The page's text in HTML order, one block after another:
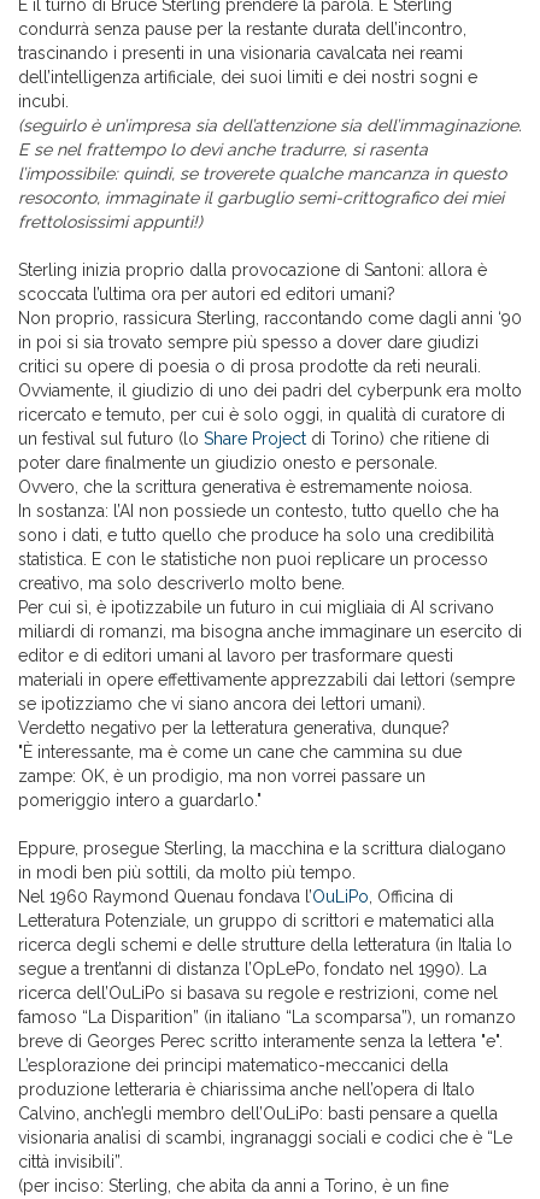
È il turno di Bruce Sterling prendere la parola. E Sterling
condurrà senza pause per la restante durata dell’incontro,
trascinando i presenti in una visionaria cavalcata nei reami
dell’intelligenza artificiale, dei suoi limiti e dei nostri sogni e
incubi.
(seguirlo è un’impresa sia dell’attenzione sia dell’immaginazione.
E se nel frattempo lo devi anche tradurre, si rasenta
l’impossibile: quindi, se troverete qualche mancanza in questo
resoconto, immaginate il garbuglio semi-crittografico dei miei
frettolosissimi appunti!)
Sterling inizia proprio dalla provocazione di Santoni: allora è
scoccata l’ultima ora per autori ed editori umani?
Non proprio, rassicura Sterling, raccontando come dagli anni ‘90
in poi si sia trovato sempre più spesso a dover dare giudizi
critici su opere di poesia o di prosa prodotte da reti neurali.
Ovviamente, il giudizio di uno dei padri del cyberpunk era molto
ricercato e temuto, per cui è solo oggi, in qualità di curatore di
un festival sul futuro (lo Share Project di Torino) che ritiene di
poter dare finalmente un giudizio onesto e personale.
Ovvero, che la scrittura generativa è estremamente noiosa.
In sostanza: l’AI non possiede un contesto, tutto quello che ha
sono i dati, e tutto quello che produce ha solo una credibilità
statistica. E con le statistiche non puoi replicare un processo
creativo, ma solo descriverlo molto bene.
Per cui sì, è ipotizzabile un futuro in cui migliaia di AI scrivano
miliardi di romanzi, ma bisogna anche immaginare un esercito di
editor e di editori umani al lavoro per trasformare questi
materiali in opere effettivamente apprezzabili dai lettori (sempre
se ipotizziamo che vi siano ancora dei lettori umani).
Verdetto negativo per la letteratura generativa, dunque?
"È interessante, ma è come un cane che cammina su due
zampe: OK, è un prodigio, ma non vorrei passare un
pomeriggio intero a guardarlo."
Eppure, prosegue Sterling, la macchina e la scrittura dialogano
in modi ben più sottili, da molto più tempo.
Nel 1960 Raymond Quenau fondava l’OuLiPo , Officina di
Letteratura Potenziale, un gruppo di scrittori e matematici alla
ricerca degli schemi e delle strutture della letteratura (in Italia lo
segue a trent’anni di distanza l’OpLePo, fondato nel 1990). La
ricerca dell’OuLiPo si basava su regole e restrizioni, come nel
famoso “La Disparition” (in italiano “La scomparsa”), un romanzo
breve di Georges Perec scritto interamente senza la lettera "e".
L’esplorazione dei principi matematico-meccanici della
produzione letteraria è chiarissima anche nell’opera di Italo
Calvino, anch’egli membro dell’OuLiPo: basti pensare a quella
visionaria analisi di scambi, ingranaggi sociali e codici che è “Le
città invisibili”.
(per inciso: Sterling, che abita da anni a Torino, è un fine